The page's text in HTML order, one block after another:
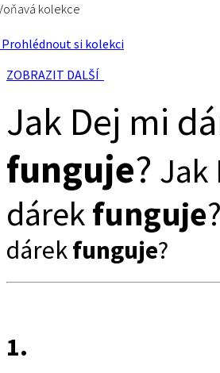
kolekce
si kolekci
ZOBRAZIT DALŠÍ
Jak Dej mi
funguje? Jak
dárekfunguje?
dárekfunguje?
1.